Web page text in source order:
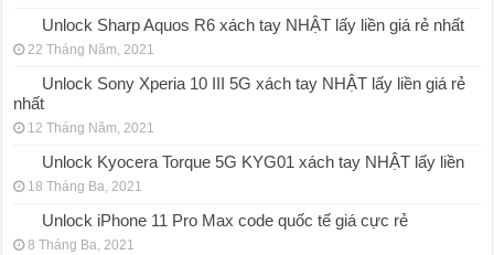
Unlock Sharp Aquos R6 xách tay NHẬT lấy liền giá rẻ nhất
22 Tháng Năm, 2021
Unlock Sony Xperia 10 III 5G xách tay NHẬT lấy liền giá rẻ
nhất
12 Tháng Năm, 2021
Unlock Kyocera Torque 5G KYG01 xách tay NHẬT lấy liền
18 Tháng Ba, 2021
Unlock iPhone 11 Pro Max code quốc tế giá cực rẻ
8 Tháng Ba, 2021